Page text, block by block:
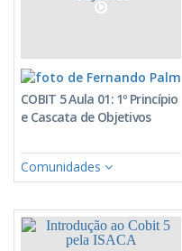
COBIT 5 Aula 01: 1º Princípio
e Cascata de Objetivos
Comunidades